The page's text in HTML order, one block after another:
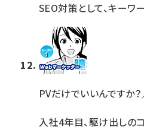
SEO対策として、キーワ
PVだけでいいんですか
入社4年目、駆け出しの